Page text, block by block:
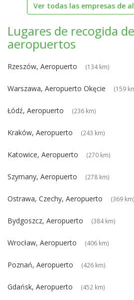
Ver todas las empresas de
Lugares de recogida
aeropuertos
Rzeszów, Aeropuerto (134 km)
Warszawa, Aeropuerto Okęcie (159
Łódź, Aeropuerto (236 km)
Kraków, Aeropuerto (243 km)
Katowice, Aeropuerto (270 km)
Szymany, Aeropuerto (278 km)
Ostrawa, Czechy, Aeropuerto (369 km)
Bydgoszcz, Aeropuerto (384 km)
Wrocław, Aeropuerto (406 km)
Poznań, Aeropuerto (426 km)
Gdańsk, Aeropuerto (452 km)